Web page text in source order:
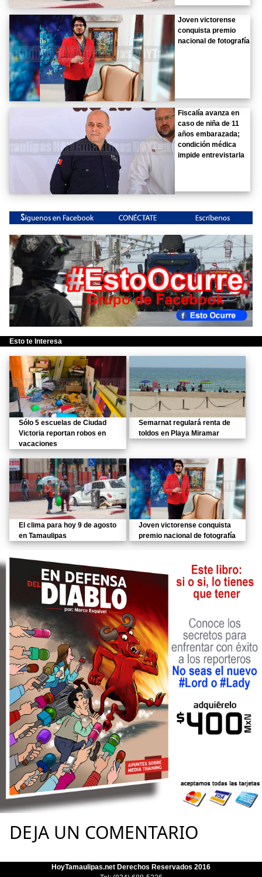
Joven victorense
conquista premio
nacional de fotografía
Fiscalía avanza en
caso de niña de 11
años embarazada;
condición médica
impide entrevistarla
Esto te Interesa
Sólo 5 escuelas de Ciudad
Victoria reportan robos en
vacaciones
Semarnat regulará renta de
toldos en Playa Miramar
El clima para hoy 9 de agosto
en Tamaulipas
Joven victorense conquista
premio nacional de fotografía
DEJA UN COMENTARIO
HoyTamaulipas.net Derechos Reservados 2016